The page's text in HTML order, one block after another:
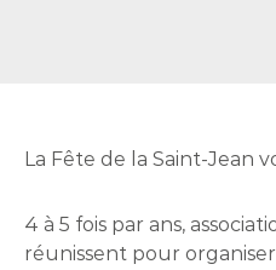
La Fête de la Saint-Jean
4 à 5 fois par ans,
réunissent pour